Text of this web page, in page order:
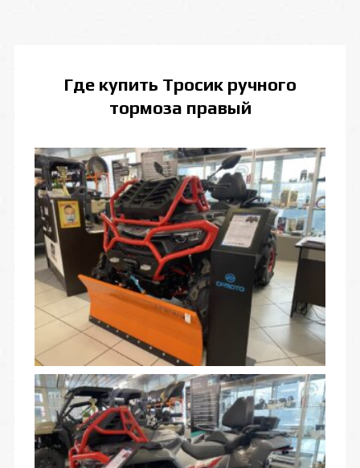
Где купить Тросик ручного
тормоза правый